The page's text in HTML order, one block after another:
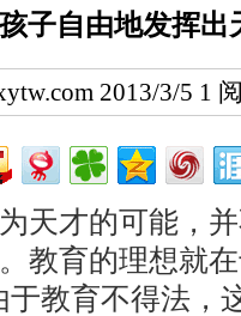
子自由地发挥出
2013/3/5 1
才的可能，并
教育的理想就
于教育不得法，